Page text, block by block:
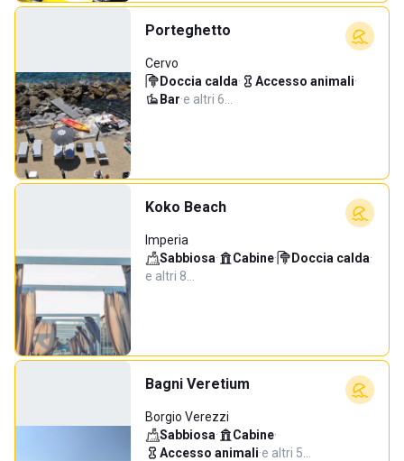
Porteghetto
Cervo
Doccia calda· Accesso animali·
Bar·e altri 6…
Koko Beach
Imperia
Sabbiosa· Cabine· Doccia calda·
e altri 8…
Bagni Veretium
Borgio Verezzi
Sabbiosa· Cabine·
Accesso animali·e altri 5…